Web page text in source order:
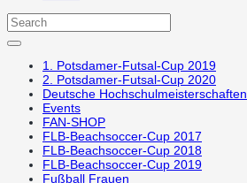
1. Potsdamer-Futsal-Cup 2019
2. Potsdamer-Futsal-Cup 2020
Deutsche Hochschulmeisterschaften
Events
FAN-SHOP
FLB-Beachsoccer-Cup 2017
FLB-Beachsoccer-Cup 2018
FLB-Beachsoccer-Cup 2019
Fußball Frauen